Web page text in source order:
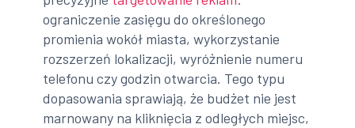
ograniczenie zasięgu do określonego
promienia wokół miasta, wykorzystanie
rozszerzeń lokalizacji, wyróżnienie numeru
telefonu czy godzin otwarcia. Tego typu
dopasowania sprawiają, że budżet nie jest
marnowany na kliknięcia z odległych miejsc,